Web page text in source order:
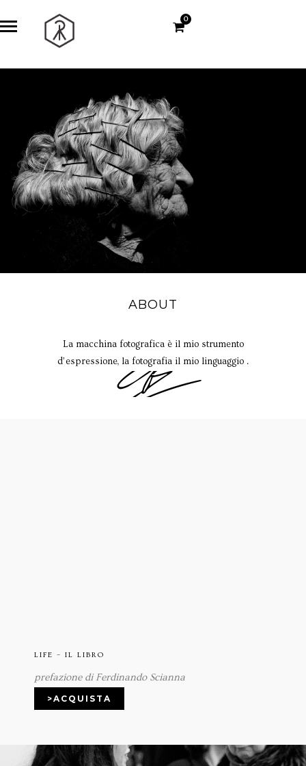
0
ABOUT
La macchina fotografica è il mio strumento
d’espressione, la fotografia il mio linguaggio .
LIFE – IL LIBRO
prefazione di Ferdinando Scianna
>ACQUISTA